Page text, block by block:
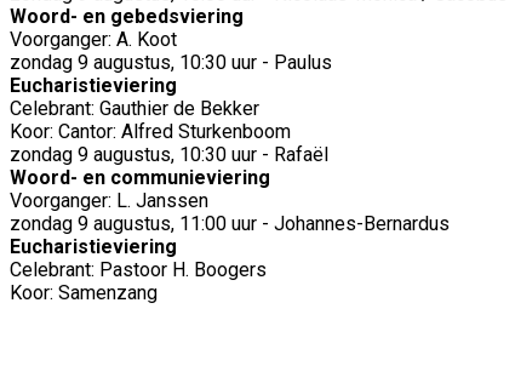
Woord- en gebedsviering
Voorganger: A. Koot
zondag 9 augustus, 10:30 uur - Paulus
Eucharistieviering
Celebrant: Gauthier de Bekker
Koor: Cantor: Alfred Sturkenboom
zondag 9 augustus, 10:30 uur - Rafaël
Woord- en communieviering
Voorganger: L. Janssen
zondag 9 augustus, 11:00 uur - Johannes-Bernardus
Eucharistieviering
Celebrant: Pastoor H. Boogers
Koor: Samenzang